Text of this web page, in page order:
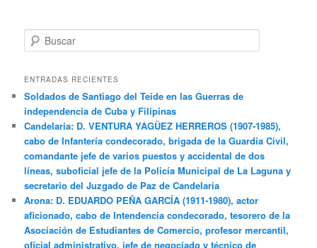
u
c
r
ENTRADAS RECIENTES
Soldados de Santiago del Teide en las Guerras de
independencia de Cuba y Filipinas
Candelaria: D. VENTURA YAGÜEZ HERREROS (1907-1985),
cabo de Infantería condecorado, brigada de la Guardia Civil,
comandante jefe de varios puestos y accidental de dos
líneas, suboficial jefe de la Policía Municipal de La Laguna y
secretario del Juzgado de Paz de Candelaria
Arona: D. EDUARDO PEÑA GARCÍA (1911-1980), actor
aficionado, cabo de Intendencia condecorado, tesorero de la
Asociación de Estudiantes de Comercio, profesor mercantil,
oficial administrativo, jefe de negociado y técnico de